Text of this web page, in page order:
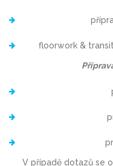
floorwork &
V případě dotazů se